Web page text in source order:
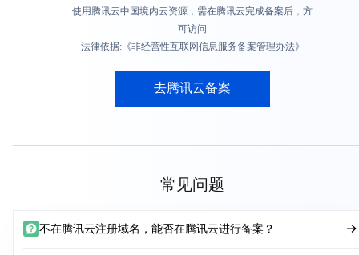
使用腾讯云中国境内云资源，需在腾讯云完成备案后，方
可访问
法律依据:《非经营性互联网信息服务备案管理办法》
去腾讯云备案
常见问题
不在腾讯云注册域名，能否在腾讯云进行备案？